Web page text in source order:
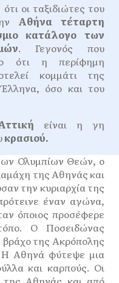
οι ταξιδιώτες του
Αθήνα τέταρτη
κατάλογο των
. Γεγονός που
ότι η περίφημη
κομμάτι της
όσο και του
είναι η γη
κρασιού.
Ολυμπίων Θεών, ο
της Αθηνάς και
την κυριαρχία της
έναν αγώνα,
όποιος προσέφερε
Ο Ποσειδώνας
βράχο της Ακρόπολης
Αθηνά φύτεψε μια
και καρπούς. Οι